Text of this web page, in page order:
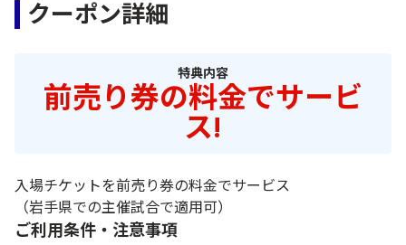
クーポン詳細
特典内容
前売り券の料金でサービ
ス!
入場チケットを前売り券の料金でサービス
（岩手県での主催試合で適用可）
ご利用条件・注意事項